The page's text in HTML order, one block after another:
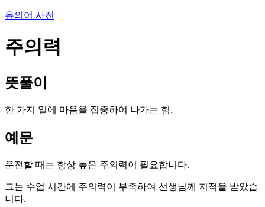
유의어 사전
주의력
뜻풀이
한 가지 일에 마음을 집중하여 나가는 힘.
예문
운전할 때는 항상 높은 주의력이 필요합니다.
그는 수업 시간에 주의력이 부족하여 선생님께 지적을 받았습
니다.